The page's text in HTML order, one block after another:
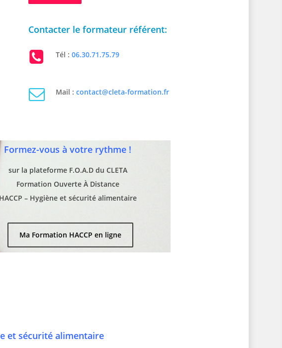
Contacter le formateur référent:
Tél : 06.30.71.75.79
Mail : contact@cleta-formation.fr
Formez-vous à votre rythme !
sur la plateforme F.O.A.D du CLETA
Formation Ouverte À Distance
HACCP – Hygiène et sécurité alimentaire
Ma Formation HACCP en ligne
et sécurité alimentaire